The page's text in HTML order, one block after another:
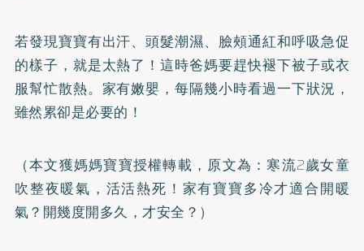
若發現寶寶有出汗、頭髮潮濕、臉頰通紅和呼吸急促
的樣子，就是太熱了！這時爸媽要趕快褪下被子或衣
服幫忙散熱。家有嫩嬰，每隔幾小時看過一下狀況，
雖然累卻是必要的！
（本文獲媽媽寶寶授權轉載，原文為：寒流2歲女童
吹整夜暖氣，活活熱死！家有寶寶多冷才適合開暖
氣？開幾度開多久，才安全？ ）